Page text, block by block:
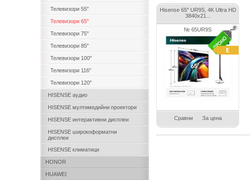
Телевизори 55"
Телевизори 65"
Телевизори 75"
Телевизори 85"
Телевизори 100"
Телевизори 116"
Телевизори 120"
HISENSE аудио
HISENSE мултимедийни проектори
HISENSE интерактивни дисплеи
HISENSE широкоформатни
дисплеи
HISENSE климатици
HONOR
HUAWEI
Hisense 65" UR9S, 4K Ultra HD
3840x21...
№ 65UR9S
Сравни За цена